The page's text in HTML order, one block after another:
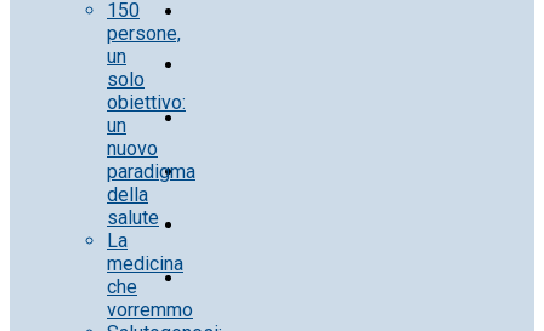
150
persone,
un
solo
obiettivo:
un
nuovo
paradigma
della
salute
La
medicina
che
vorremmo